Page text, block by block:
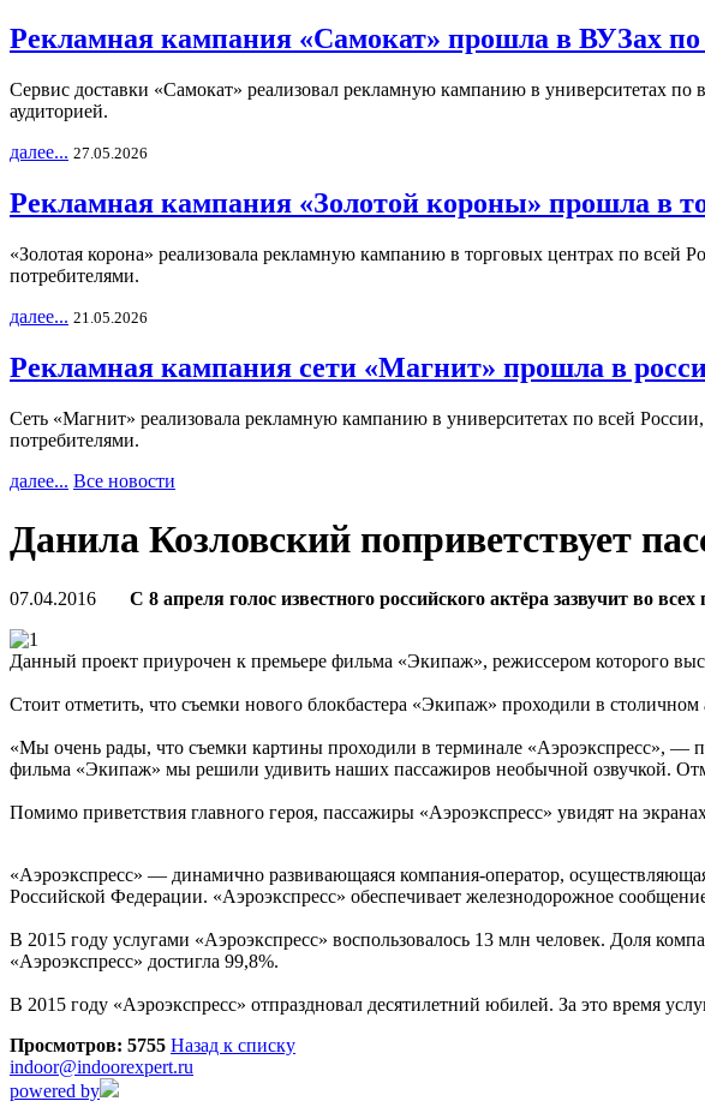
Рекламная кампания «Самокат» прошла в ВУЗах по
Сервис доставки «Самокат» реализовал рекламную кампанию в университетах по
аудиторией.
далее... 27.05.2026
Рекламная кампания «Золотой короны» прошла в
«Золотая корона» реализовала рекламную кампанию в торговых центрах по всей
потребителями.
далее... 21.05.2026
Рекламная кампания сети «Магнит» прошла в
Сеть «Магнит» реализовала рекламную кампанию в университетах по всей
потребителями.
далее... Все новости
Данила Козловский поприветствует
07.04.2016 С 8 апреля голос известного российского актёра зазвучит во всех
Данный проект приурочен к премьере фильма «Экипаж», режиссером которого
Стоит отметить, что съемки нового блокбастера «Экипаж» проходили в
«Мы очень рады, что съемки картины проходили в терминале «Аэроэкспресс»,
фильма «Экипаж» мы решили удивить наших пассажиров необычной озвучкой.
Помимо приветствия главного героя, пассажиры «Аэроэкспресс» увидят на
«Аэроэкспресс» — динамично развивающаяся компания-оператор,
Российской Федерации. «Аэроэкспресс» обеспечивает железнодорожное
В 2015 году услугами «Аэроэкспресс» воспользовалось 13 млн человек. Доля
«Аэроэкспресс» достигла 99,8%.
В 2015 году «Аэроэкспресс» отпраздновал десятилетний юбилей. За это время
Просмотров: 5755 Назад к списку
indoor@indoorexpert.ru
powered by